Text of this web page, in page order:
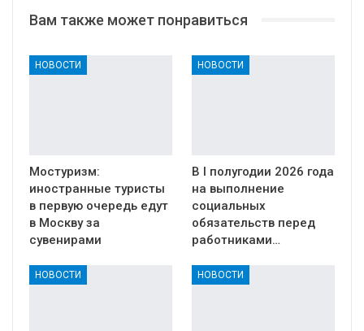
Вам также может понравиться
НОВОСТИ
Мостуризм:
иностранные туристы
в первую очередь едут
в Москву за
сувенирами
НОВОСТИ
В I полугодии 2026 года
на выполнение
социальных
обязательств перед
работниками…
НОВОСТИ НОВОСТИ